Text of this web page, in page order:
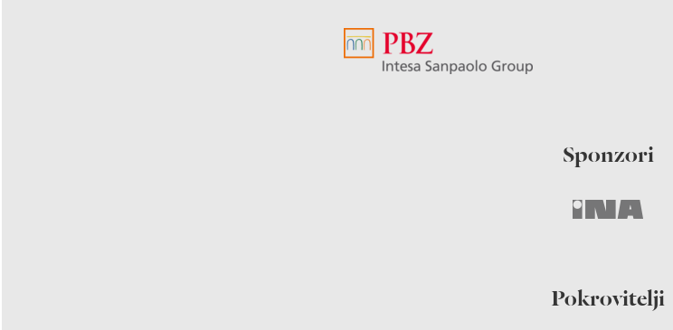
Sponzori
Pokrovitelji